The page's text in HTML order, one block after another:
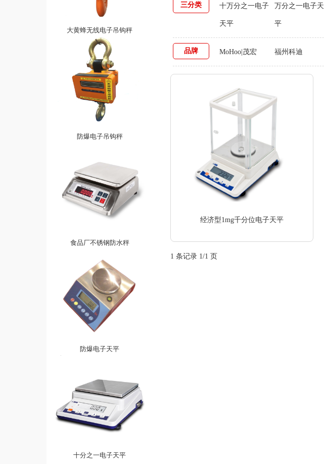
大黄蜂无线电子吊钩秤
防爆电子吊钩秤
食品厂不锈钢防水秤
防爆电子天平
十分之一电子天平
三分类 十万分之一电子
天平
万分之一电子天
平
品牌 MoHoo|茂宏 福州科迪
经济型1mg千分位电子天平
1 条记录 1/1 页